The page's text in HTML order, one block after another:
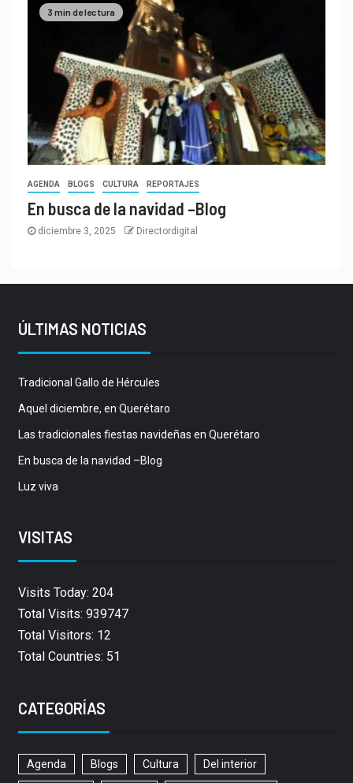
3 min de lectura
AGENDA BLOGS CULTURA REPORTAJES
En busca de la navidad –Blog
diciembre 3, 2025 Directordigital
ÚLTIMAS NOTICIAS
Tradicional Gallo de Hércules
Aquel diciembre, en Querétaro
Las tradicionales fiestas navideñas en Querétaro
En busca de la navidad –Blog
Luz viva
VISITAS
Visits Today: 204
Total Visits: 939747
Total Visitors: 12
Total Countries: 51
CATEGORÍAS
Agenda Blogs Cultura Del interior